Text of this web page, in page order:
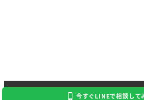
Copyright 2023 Kaitori
今すぐLINEで相談して